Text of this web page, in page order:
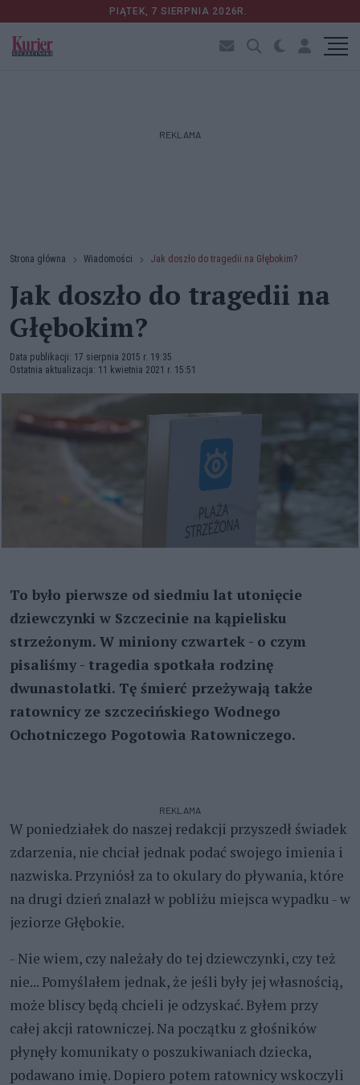
PIĄTEK, 7 SIERPNIA 2026R.
REKLAMA
Strona główna Wiadomości Jak doszło do tragedii na Głębokim?
Jak doszło do tragedii na
Głębokim?
Data publikacji: 17 sierpnia 2015 r. 19:35
Ostatnia aktualizacja: 11 kwietnia 2021 r. 15:51
To było pierwsze od siedmiu lat utonięcie
dziewczynki w Szczecinie na kąpielisku
strzeżonym. W miniony czwartek - o czym
pisaliśmy - tragedia spotkała rodzinę
dwunastolatki. Tę śmierć przeżywają także
ratownicy ze szczecińskiego Wodnego
Ochotniczego Pogotowia Ratowniczego.
REKLAMA
W poniedziałek do naszej redakcji przyszedł świadek
zdarzenia, nie chciał jednak podać swojego imienia i
nazwiska. Przyniósł za to okulary do pływania, które
na drugi dzień znalazł w pobliżu miejsca wypadku - w
jeziorze Głębokie.
- Nie wiem, czy należały do tej dziewczynki, czy też
nie... Pomyślałem jednak, że jeśli były jej własnością,
może bliscy będą chcieli je odzyskać. Byłem przy
całej akcji ratowniczej. Na początku z głośników
płynęły komunikaty o poszukiwaniach dziecka,
podawano imię. Dopiero potem ratownicy wskoczyli